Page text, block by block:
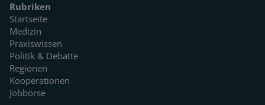
Rubriken
Startseite
Medizin
Praxiswissen
Politik & Debatte
Regionen
Kooperationen
Jobbörse